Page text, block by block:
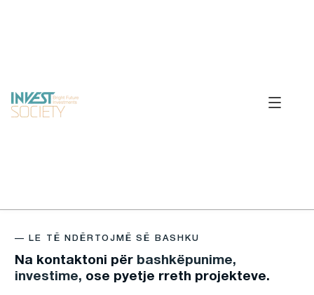
— L E Ë N D Ë R TOJ M Ë S Ë B AS H KU
Na kontaktoni për bashkëpunime,
investime, ose pyetje rreth projekteve.